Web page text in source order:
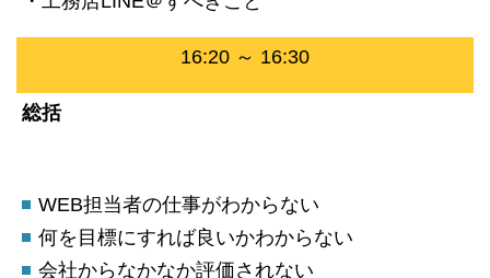
16:20 ～ 16:30
総括
WEB担当者の仕事がわからない
何を目標にすれば良いかわからない
会社からなかなか評価されない